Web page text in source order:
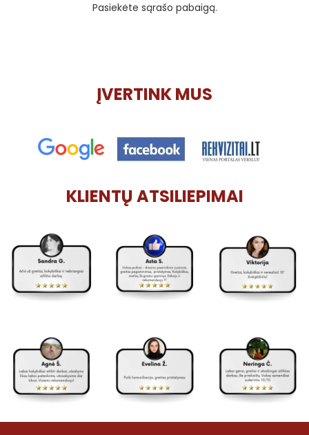
Pasiekėte sąrašo pabaigą.
ĮVERTINK MUS
KLIENTŲ ATSILIEPIMAI